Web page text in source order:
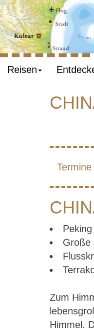
Reisen
Termine
Große
Zum
Himmel.